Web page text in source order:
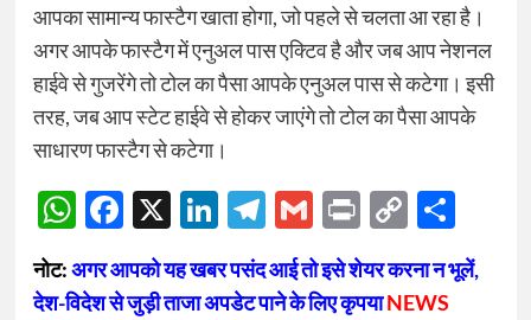
आपका सामान्य फास्टैग खाता होगा, जो पहले से चलता आ रहा है।
अगर आपके फास्टैग में एनुअल पास एक्टिव है और जब आप नेशनल
हाईवे से गुजरेंगे तो टोल का पैसा आपके एनुअल पास से कटेगा। इसी
तरह, जब आप स्टेट हाईवे से होकर जाएंगे तो टोल का पैसा आपके
साधारण फास्टैग से कटेगा।
WhatsApp
Facebook
X LinkedIn
Telegram
Gmail
Print
Copy
Link
नोट:अगर आपको यह खबर पसंद आई तो इसे शेयर करना न भूलें,
देश-विदेश से जुड़ी ताजा अपडेट पाने के लिए कृपयाNEWS